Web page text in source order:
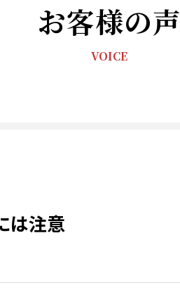
お客様の声
VOICE
は注意